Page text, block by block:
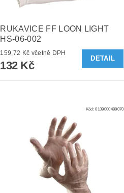
RUKAVICE FF LOON LIGHT
HS-06-002
159,72 Kč včetně DPH
132 Kč
DETAIL
Kód:0109000499070